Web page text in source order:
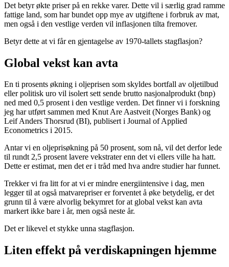
Det betyr økte priser på en rekke varer. Dette vil i særlig grad ramme
fattige land, som har bundet opp mye av utgiftene i forbruk av mat,
men også i den vestlige verden vil inflasjonen tilta fremover.
Betyr dette at vi får en gjentagelse av 1970-tallets stagflasjon?
Global vekst kan avta
En ti prosents økning i oljeprisen som skyldes bortfall av oljetilbud
eller politisk uro vil isolert sett sende brutto nasjonalprodukt (bnp)
ned med 0,5 prosent i den vestlige verden. Det finner vi i forskning
jeg har utført sammen med Knut Are Aastveit (Norges Bank) og
Leif Anders Thorsrud (BI), publisert i Journal of Applied
Econometrics i 2015.
Antar vi en oljeprisøkning på 50 prosent, som nå, vil det derfor lede
til rundt 2,5 prosent lavere vekstrater enn det vi ellers ville ha hatt.
Dette er estimat, men det er i tråd med hva andre studier har funnet.
Trekker vi fra litt for at vi er mindre energiintensive i dag, men
legger til at også matvarepriser er forventet å øke betydelig, er det
grunn til å være alvorlig bekymret for at global vekst kan avta
markert ikke bare i år, men også neste år.
Det er likevel et stykke unna stagflasjon.
Liten effekt på verdiskapningen hjemme